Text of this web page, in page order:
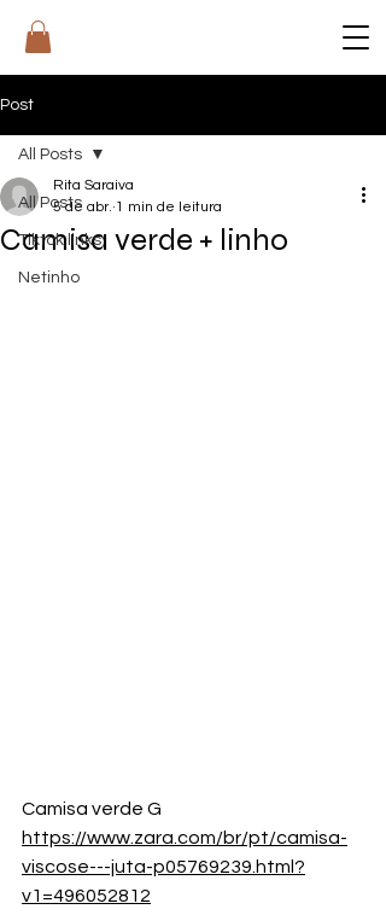
RIT
Post
All Posts
Tiktok links
Netinho
All Posts
Camisa verde + linho
Rita Saraiva
5 de abr. 1 min de leitura
Camisa verde G
https://www.zara.com/br/pt/camisa-
viscose---juta-p05769239.html?
v1=496052812